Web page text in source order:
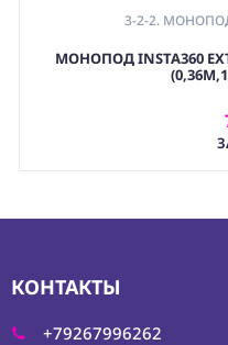
3-2-2.
МОНОПОД INSTA360
КОНТАКТЫ
+79267996262